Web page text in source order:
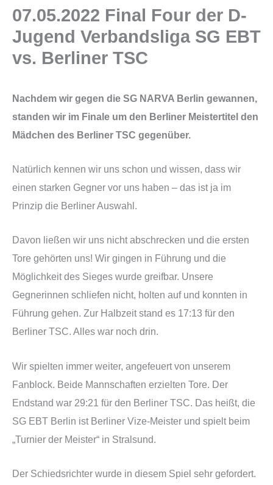
07.05.2022 Final Four der D-
Jugend Verbandsliga SG EBT
vs. Berliner TSC
Nachdem wir gegen die SG NARVA Berlin gewannen,
standen wir im Finale um den Berliner Meistertitel den
Mädchen des Berliner TSC gegenüber.
Natürlich kennen wir uns schon und wissen, dass wir
einen starken Gegner vor uns haben – das ist ja im
Prinzip die Berliner Auswahl.
Davon ließen wir uns nicht abschrecken und die ersten
Tore gehörten uns! Wir gingen in Führung und die
Möglichkeit des Sieges wurde greifbar. Unsere
Gegnerinnen schliefen nicht, holten auf und konnten in
Führung gehen. Zur Halbzeit stand es 17:13 für den
Berliner TSC. Alles war noch drin.
Wir spielten immer weiter, angefeuert von unserem
Fanblock. Beide Mannschaften erzielten Tore. Der
Endstand war 29:21 für den Berliner TSC. Das heißt, die
SG EBT Berlin ist Berliner Vize-Meister und spielt beim
„Turnier der Meister“ in Stralsund.
Der Schiedsrichter wurde in diesem Spiel sehr gefordert.